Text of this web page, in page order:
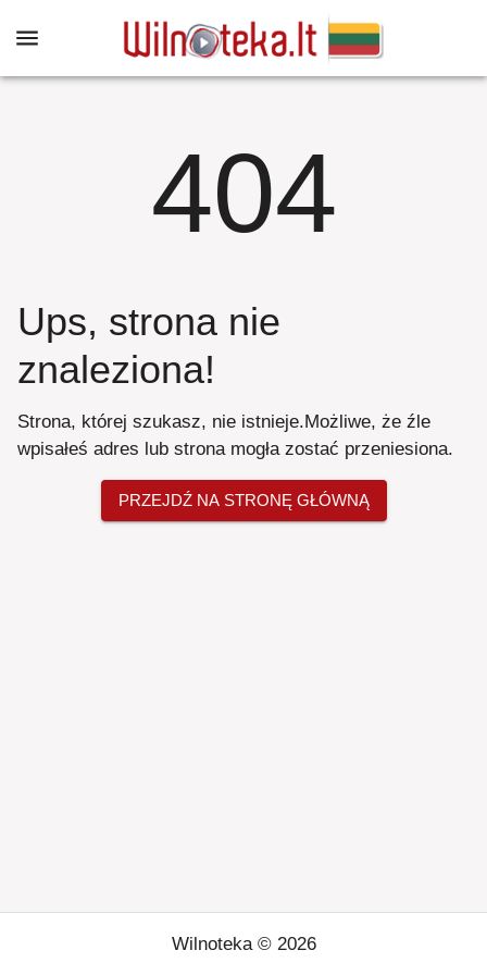
404
Ups, strona nie
znaleziona!
Strona, której szukasz, nie istnieje.Możliwe, że źle
wpisałeś adres lub strona mogła zostać przeniesiona.
PRZEJDŹ NA STRONĘ GŁÓWNĄ
Wilnoteka © 2026